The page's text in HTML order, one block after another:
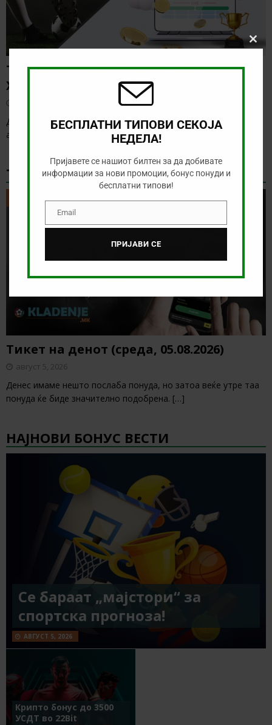
ТИП НА ДЕНОТ (05.08.2026, 21:15)
ХАФНАРФЈАРДАР – РЕЈКАВИК
Денес нема солидна понуда за обложување, а ние ќе го
анализираме дуелот од исландската лига
ТИКЕТ НА ДЕНОТ
Тикет на денот (среда, 05.08.2026)
август 5, 2026
Денес имаме нешто послаба понуда, но затоа веќе утре таа
понуда ќе биде значително подобрена. […]
НАЈНОВИ БОНУС ВЕСТИ
Се бараат „мајстори“ за
спортска прогноза!
АВГУСТ 5, 2026
Крипто бонус до 3500
УСДТ во 22Bit
Close
БЕСПЛАТНИ ТИПОВИ СЕКОЈА
НЕДЕЛА!
Пријавете се нашиот билтен за да добивате
информации за нови промоции, бонус понуди и
бесплатни типови!
EmailEmail
ПРИЈАВИ СЕ